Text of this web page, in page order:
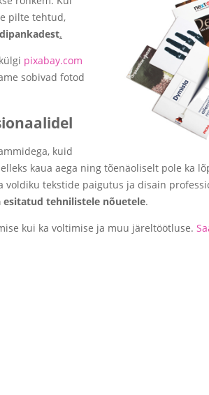
pilte tehtud,
.
pixabay.com
sobivad fotod
kuid
kaua aega ning tõenäoliselt pole ka
tekstide paigutus ja disain
tehnilistele nõuetele.
kui ka voltimise ja muu järeltöötluse.